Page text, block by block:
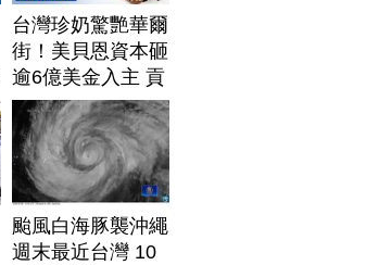
台灣珍奶驚艷華爾
街！美貝恩資本砸
逾6億美金入主 貢
茶拓國際版圖加速
攻美？｜#財經新
聞｜
20260806(四)
颱風白海豚襲沖繩
週末最近台灣 10